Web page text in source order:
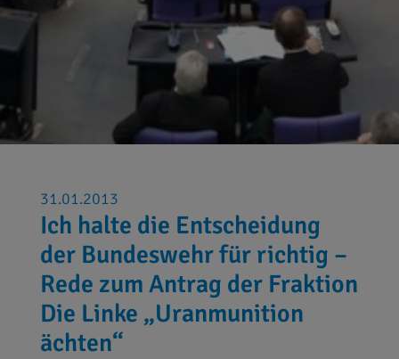
31.01.2013
Ich halte die Entscheidung
der Bundeswehr für richtig –
Rede zum Antrag der Fraktion
Die Linke „Uranmunition
ächten“